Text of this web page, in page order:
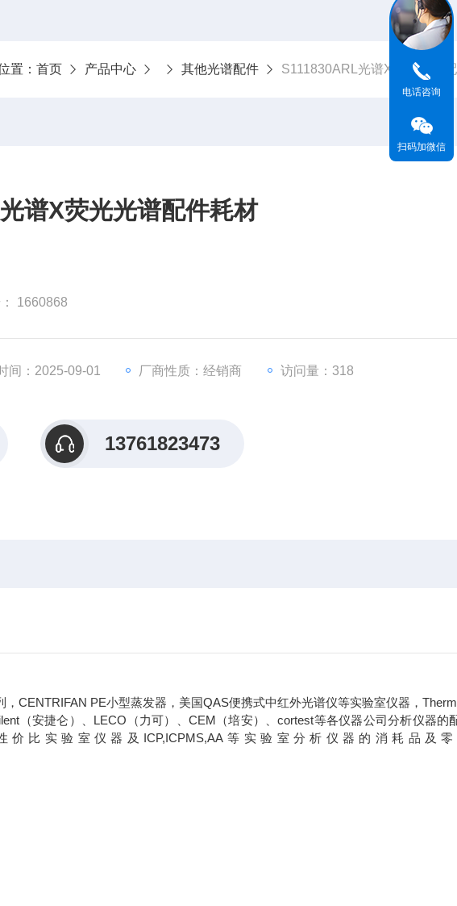
置： 首页 产品中心 其他光谱配件 S111830ARL光谱X荧光光谱
谱X荧光光谱配件耗材
核心参数 规格： 1个 货号： 1660868
间：2025-09-01 厂商性质：经销商 访问量：318
13761823473
PE小型蒸发器，美国QAS便携式中红外光谱仪等实验室仪器，
（安捷仑）、LECO（力可）、CEM（培安）、cortest等各仪器公司分析仪器的
比实验室仪器及ICP,ICPMS,AA等实验室分析仪器的消耗品及
。。
电话咨询
扫码加微信